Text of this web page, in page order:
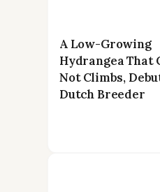
A Low-Growing
Hydrangea That
Not Climbs,
Dutch Breeder